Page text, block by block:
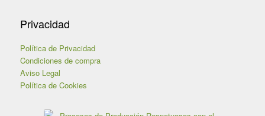
Privacidad
Política de Privacidad
Condiciones de compra
Aviso Legal
Política de Cookies